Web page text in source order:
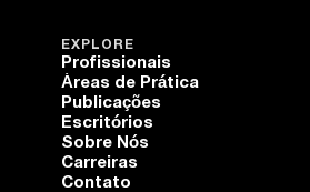
EXPLORE
Profissionais
Áreas de Prática
Publicações
Escritórios
Sobre Nós
Carreiras
Contato